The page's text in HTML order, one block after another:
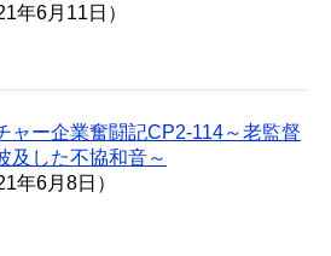
年6月11日）
ャー企業奮闘記CP2-114～老監督
及した不協和音～
年6月8日）